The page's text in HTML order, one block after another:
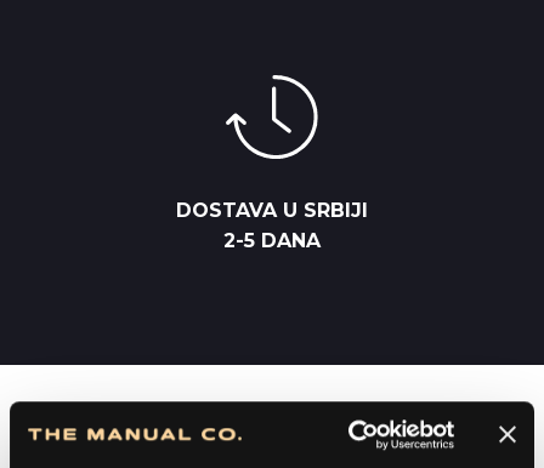
DOSTAVA U SRBIJI
2-5 DANA